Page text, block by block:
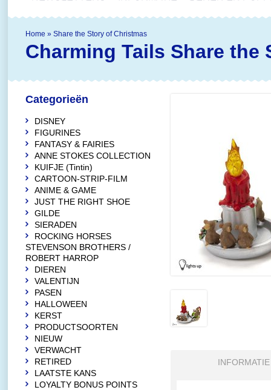
Home » Share the Story of Christmas
Charming Tails Share the
INFORMATIE
Categorieën
DISNEY
FIGURINES
FANTASY & FAIRIES
ANNE STOKES COLLECTION
KUIFJE (Tintin)
CARTOON-STRIP-FILM
ANIME & GAME
JUST THE RIGHT SHOE
GILDE
SIERADEN
ROCKING HORSES
STEVENSON BROTHERS /
ROBERT HARROP
DIEREN
VALENTIJN
PASEN
HALLOWEEN
KERST
PRODUCTSOORTEN
NIEUW
VERWACHT
RETIRED
LAATSTE KANS
LOYALTY BONUS POINTS